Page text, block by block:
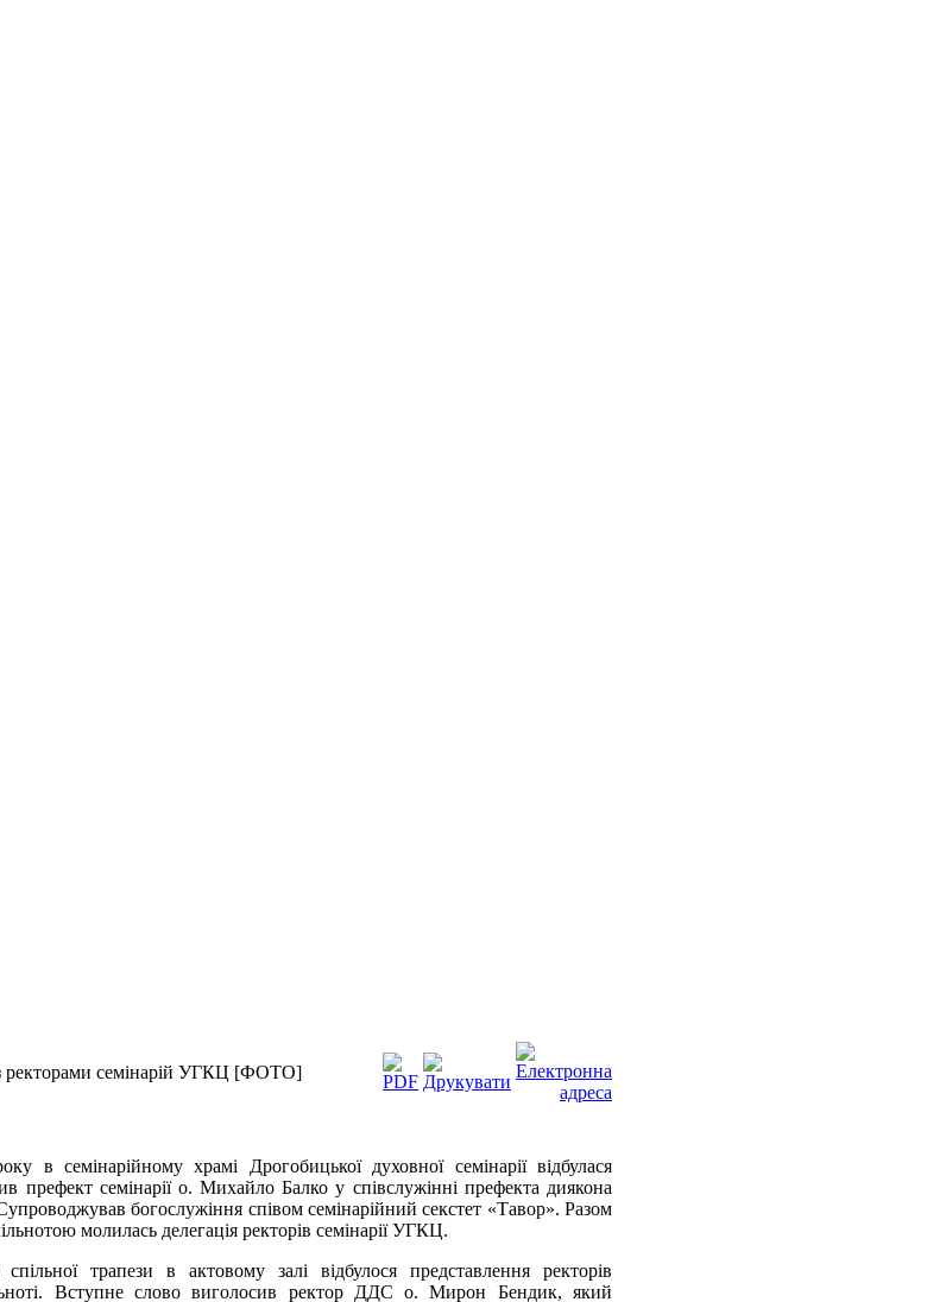
із ректорами семінарій УГКЦ [ФОТО]
в семінарійному храмі Дрогобицької духовної семінарії відбулася
префект семінарії о. Михайло Балко у співслужінні префекта диякона
богослужіння співом семінарійний секстет «Тавор». Разом
молилась делегація ректорів семінарії УГКЦ.
трапези в актовому залі відбулося представлення ректорів
Вступне слово виголосив ректор ДДС о. Мирон Бендик, який